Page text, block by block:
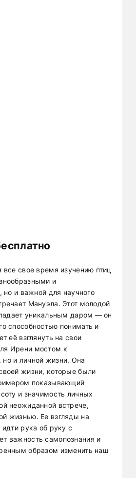
свое время изучению птиц
и
но и важной для научного
Мануэла. Этот молодой
уникальным даром — он
способностью понимать и
её взглянуть на свои
Ирени мостом к
но и личной жизни. Она
жизни, которые были
показывающий
и значимость личных
неожиданной встрече,
жизнью. Ее взгляды на
рука об руку с
важность самопознания и
образом изменить наш